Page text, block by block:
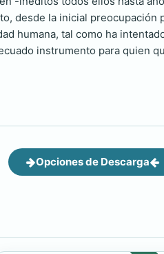
desde la inicial
humana, tal como ha
instrumento para quien
Opciones de Descarga